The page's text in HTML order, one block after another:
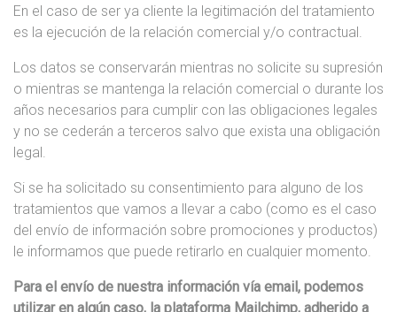
En el caso de ser ya cliente la legitimación del tratamiento
es la ejecución de la relación comercial y/o contractual.
Los datos se conservarán mientras no solicite su supresión
o mientras se mantenga la relación comercial o durante los
años necesarios para cumplir con las obligaciones legales
y no se cederán a terceros salvo que exista una obligación
legal.
Si se ha solicitado su consentimiento para alguno de los
tratamientos que vamos a llevar a cabo (como es el caso
del envío de información sobre promociones y productos)
le informamos que puede retirarlo en cualquier momento.
Para el envío de nuestra información vía email, podemos
utilizar en algún caso, la plataforma Mailchimp, adherido a